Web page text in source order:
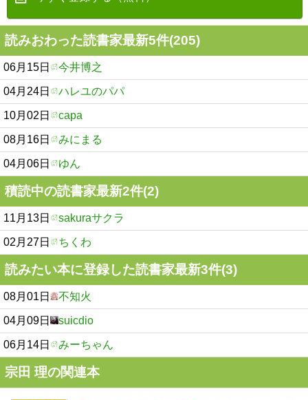
読みおわった読書家最新5件(205)
06月15日 今井博之
04月24日 ハレユのパパ
10月02日 capa
08月16日 みにまる
04月06日 ゆん
積読中の読書家最新2件(2)
11月13日 sakuraサクラ
02月27日 ちくわ
読みたい本に登録した読書家最新3件(3)
08月01日 不知火
04月09日 suicdio
06月14日 みーちゃん
宗田 理の関連本